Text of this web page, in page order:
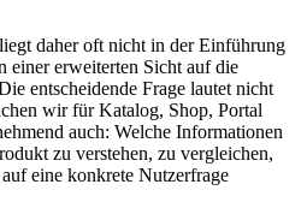
daher oft nicht in der Einführung
einer erweiterten Sicht auf die
entscheidende Frage lautet nicht
wir für Katalog, Shop, Portal
auch: Welche Informationen
zu verstehen, zu vergleichen,
eine konkrete Nutzerfrage